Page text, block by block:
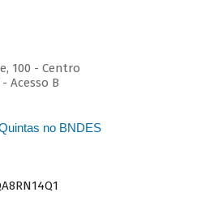
100 - Centro
Acesso B
no BNDES